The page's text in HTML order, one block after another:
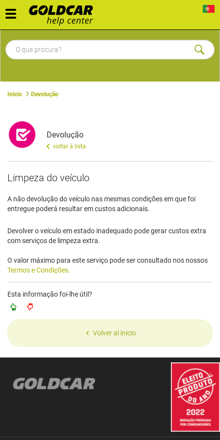
Toggle
navigation
Inicio Devolução
Devolução
voltar à lista
​Limpeza do veículo
A não devolução do veículo nas mesmas condições em que foi
entregue poderá resultar em custos adicionais.
Devolver o veículo em estado inadequado pode gerar custos extra
com serviços de limpeza extra.
O valor máximo para este serviço pode ser consultado nos nossos
Termos e Condições.
Esta informação foi-lhe útil?
Volver al inicio